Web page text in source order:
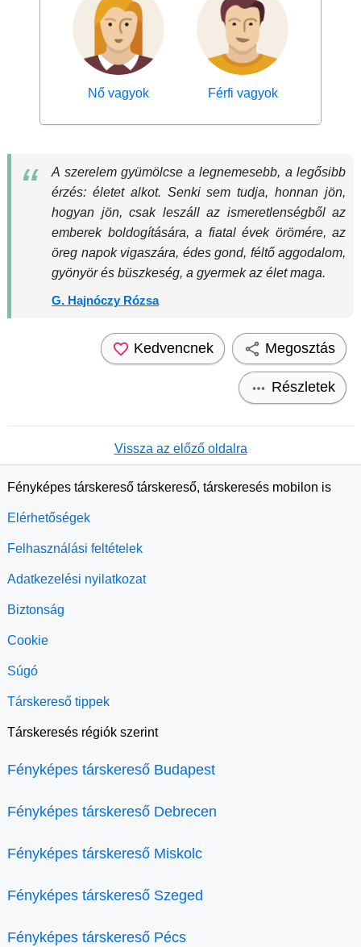
Nő vagyok Férfi vagyok
A szerelem gyümölcse a legnemesebb, a legősibb
érzés: életet alkot. Senki sem tudja, honnan jön,
hogyan jön, csak leszáll az ismeretlenségből az
emberek boldogítására, a fiatal évek örömére, az
öreg napok vigaszára, édes gond, féltő aggodalom,
gyönyör és büszkeség, a gyermek az élet maga.
G. Hajnóczy Rózsa
Kedvencnek Megosztás
Részletek
Vissza az előző oldalra
Fényképes társkereső társkereső, társkeresés mobilon is
Elérhetőségek
Felhasználási feltételek
Adatkezelési nyilatkozat
Biztonság
Cookie
Súgó
Társkereső tippek
Társkeresés régiók szerint
Fényképes társkereső Budapest
Fényképes társkereső Debrecen
Fényképes társkereső Miskolc
Fényképes társkereső Szeged
Fényképes társkereső Pécs